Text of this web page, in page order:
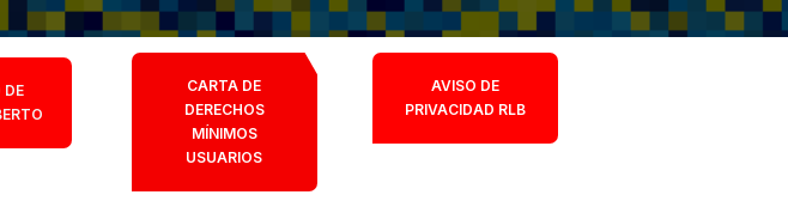
DE
CARTA DE
DERECHOS
MÍNIMOS
USUARIOS
AVISO DE
PRIVACIDAD RLB